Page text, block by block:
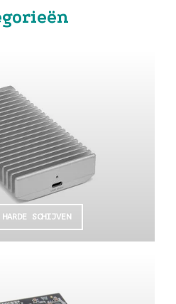
SCHIJVEN